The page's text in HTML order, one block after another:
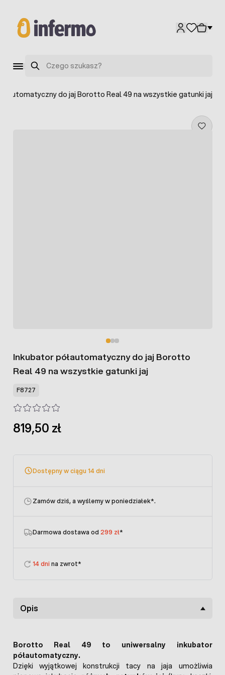
Szukaj
do jaj Borotto Real 49 na wszystkie gatunki jaj
Inkubator półautomatyczny do jaj Borotto
Real 49 na wszystkie gatunki jaj
F8727
819,50 zł
Dostępny w ciągu 14 dni
Zamów dziś, a wyślemy w poniedziałek*.
Darmowa dostawa od 299 zł*
14 dni na zwrot*
Opis
Borotto Real 49 to uniwersalny inkubator
półautomatyczny.
Dzięki wyjątkowej konstrukcji tacy na jaja umożliwia